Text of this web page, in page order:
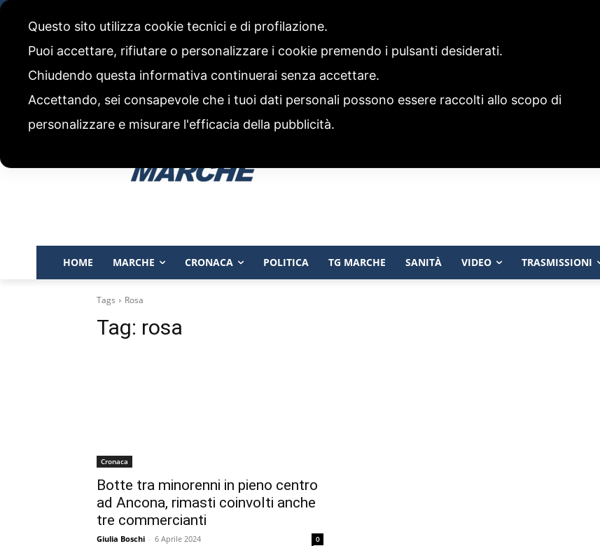
CODICE ETICO E POLITICA EDITORIALE
HOME MARCHE CRONACA POLITICA TG MARCHE SANITÀ VIDEO TRASMISSIONI
Tags Rosa
Tag: rosa
Cronaca
Botte tra minorenni in pieno centro
ad Ancona, rimasti coinvolti anche
tre commercianti
Giulia Boschi - 6 Aprile 2024 0
Questo sito utilizza cookie tecnici e di profilazione.
Puoi accettare, rifiutare o personalizzare i cookie premendo i pulsanti desiderati.
Chiudendo questa informativa continuerai senza accettare.
Accettando, sei consapevole che i tuoi dati personali possono essere raccolti allo scopo di
personalizzare e misurare l'efficacia della pubblicità.